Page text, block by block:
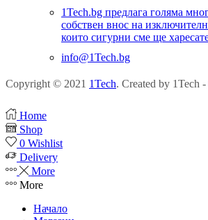
1Tech.bg предлага голяма
собствен внос на
които сигурни сме ще
info@1Tech.bg
Copyright © 2021 1Tech. Created by 1Tech -
Home
Shop
0 Wishlist
Delivery
More
More
Начало